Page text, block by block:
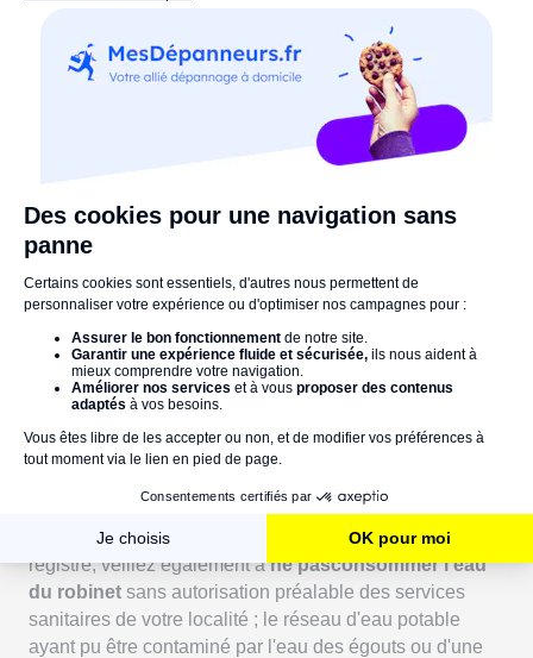
ou de fuites d'hydrocarbures étantréels, il est conseillé
de faire réaliser un diagnostic de sécurité de votre
Mur qui suinte d'humidité, quelles causes possibles &
5. Prenez soin de vous et pensez à
l'avenir !
L'inondation d'une maison rend certaines actions du
quotidien,a priorisans conséquences, irréalisables.
ou à la cave de votre habitation avant d'avoir eu le
feu vert d'une autorité compétente. Dans un autre
registre, veillez également àne pasconsommer l'eau
du robinet sans autorisation préalable des services
sanitaires de votre localité ; le réseau d'eau potable
ayant pu être contaminé par l'eau des égouts ou d'une